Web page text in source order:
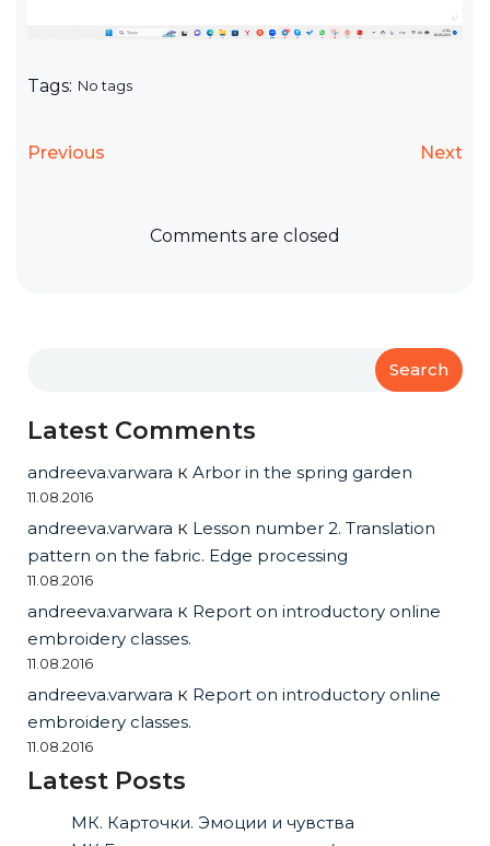
Tags: No tags
Previous Next
Comments are closed
Search
Latest Comments
andreeva.varwara к Arbor in the spring garden
11.08.2016
andreeva.varwara к Lesson number 2. Translation
pattern on the fabric. Edge processing
11.08.2016
andreeva.varwara к Report on introductory online
embroidery classes.
11.08.2016
andreeva.varwara к Report on introductory online
embroidery classes.
11.08.2016
Latest Posts
МК. Карточки. Эмоции и чувства